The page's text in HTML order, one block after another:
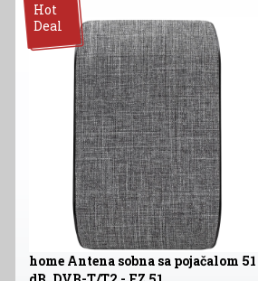
Hot
Deal
home Antena sobna sa pojačalom 51